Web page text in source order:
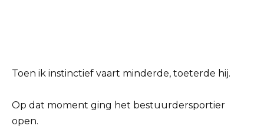
Toen ik instinctief vaart minderde, toeterde hij.
Op dat moment ging het bestuurdersportier
open.